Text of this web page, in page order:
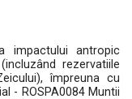
impactului antropic
rezervatiile
împreuna cu
- ROSPA0084 Muntii